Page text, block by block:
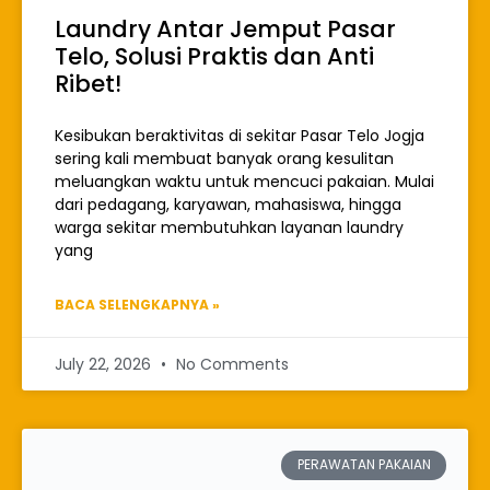
Laundry Antar Jemput Pasar
Telo, Solusi Praktis dan Anti
Ribet!
Kesibukan beraktivitas di sekitar Pasar Telo Jogja
sering kali membuat banyak orang kesulitan
meluangkan waktu untuk mencuci pakaian. Mulai
dari pedagang, karyawan, mahasiswa, hingga
warga sekitar membutuhkan layanan laundry
yang
BACA SELENGKAPNYA »
July 22, 2026 No Comments
PERAWATAN PAKAIAN